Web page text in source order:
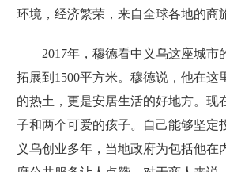
环境，经济繁荣，来自全球各地的商
2017年，穆徳看中义乌这座城市
拓展到1500平方米。穆徳说，他在
的热土，更是安居生活的好地方。
子和两个可爱的孩子。自己能够坚定
义乌创业多年，当地政府为包括他